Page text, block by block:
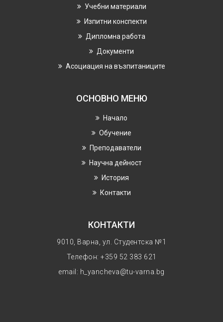
Учебни материали
Изпитни конспекти
Дипломна работа
Документи
Асоциация на възпитаниците
ОСНОВНО МЕНЮ
Начало
Обучение
Преподаватели
Научнa дейност
История
Контакти
КОНТАКТИ
9010, Варна, ул. Студентска №1
Телефон: +359 52 383 621
email: h_yancheva@tu-varna.bg